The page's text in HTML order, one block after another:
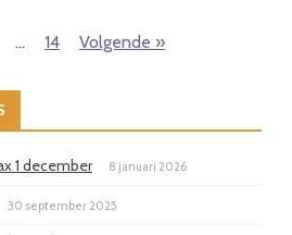
… 14 Volgende »
1 december 8 januari 2026
30 september 2025